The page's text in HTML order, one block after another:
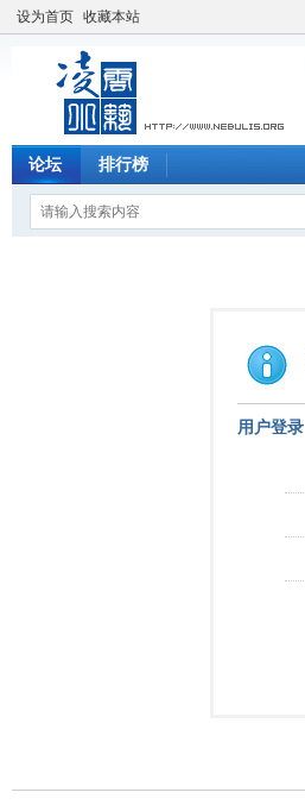
设为首页 收藏本站
论坛 排行榜
用户登录